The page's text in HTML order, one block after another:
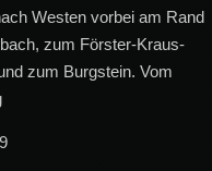
Westen vorbei am Rand
zum Förster-Kraus-
zum Burgstein. Vom